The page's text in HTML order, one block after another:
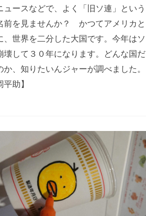
ュースなどで、よく「旧ソ連」という
前を見ませんか？ かつてアメリカと
、世界を二分した大国です。今年はソ
壊して３０年になります。どんな国だ
か、知りたいんジャーが調べました。
平助】